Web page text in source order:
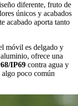
diferente, fruto de
únicos y acabados
acabado aporta tanto
móvil es delgado y
ofrece una
IP69 contra agua y
poco común